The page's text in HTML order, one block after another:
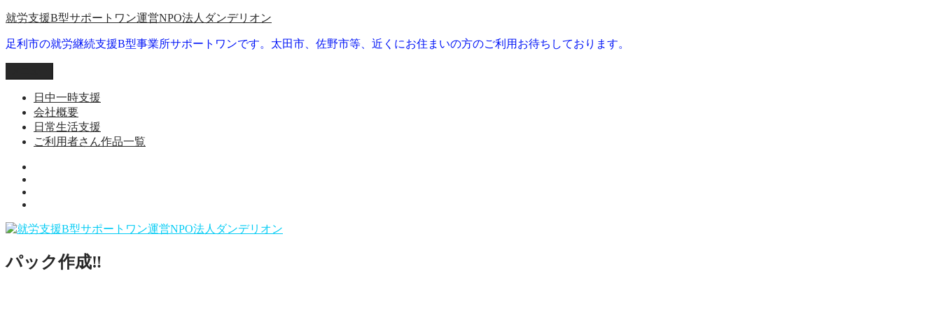
コ
テ
ン
就労支援B型サポートワン運営NPO法人ダンデリオン
足利市の就労継続支援B型事業所サポートワンです。太田市、佐野市等、近くにお住まいの方のご利用お待ちしております。
日中一時支援
会社概要
日常生活支援
ご利用者さん作品一覧
支
型
活
支
概
要
用
さ
パック作成‼️